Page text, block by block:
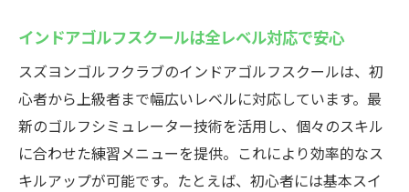
インドアゴルフスクールは全レベル対応で安心
スズヨンゴルフクラブのインドアゴルフスクールは、初
心者から上級者まで幅広いレベルに対応しています。最
新のゴルフシミュレーター技術を活用し、個々のスキル
に合わせた練習メニューを提供。これにより効率的なス
キルアップが可能です。たとえば、初心者には基本スイ